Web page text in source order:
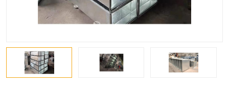
镀锌矩形风管
不锈钢烟罩